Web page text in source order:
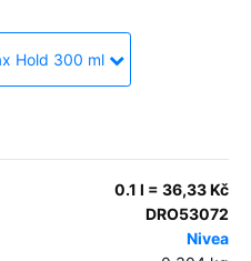
Hold 300 ml
0.1 l = 36,33 Kč
DRO53072
Nivea